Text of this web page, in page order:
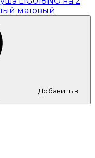
Добавить в